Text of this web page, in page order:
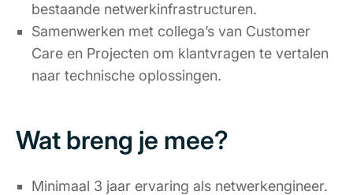
bestaande netwerkinfrastructuren.
Samenwerken met collega’s van Customer
Care en Projecten om klantvragen te vertalen
naar technische oplossingen.
Wat breng je mee?
Minimaal 3 jaar ervaring als netwerkengineer.